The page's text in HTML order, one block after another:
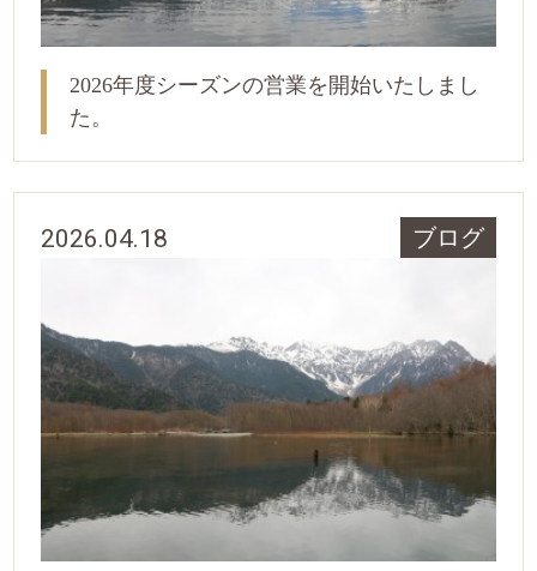
2026年度シーズンの営業を開始いたしまし
た。
2026.04.18 ブログ